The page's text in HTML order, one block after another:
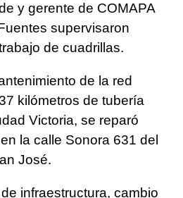
y gerente de COMAPA
supervisaron
de cuadrillas.
de la red
kilómetros de tubería
Victoria, se reparó
la calle Sonora 631 del
José.
infraestructura, cambio